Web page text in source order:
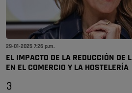
29-01-2025 7:26 p.m.
EL IMPACTO DE LA REDUCCIÓN DE
EN EL COMERCIO Y LA HOSTELERÍA
3